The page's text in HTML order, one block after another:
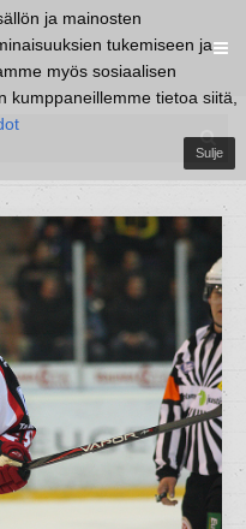
ja mainosten
tukemiseen ja
myös sosiaalisen
kumppaneillemme tietoa siitä,
Sulje